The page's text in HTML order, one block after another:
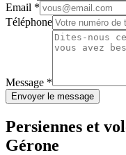
Email *
Téléphone
Message *
Envoyer le message
Persiennes et
Gérone